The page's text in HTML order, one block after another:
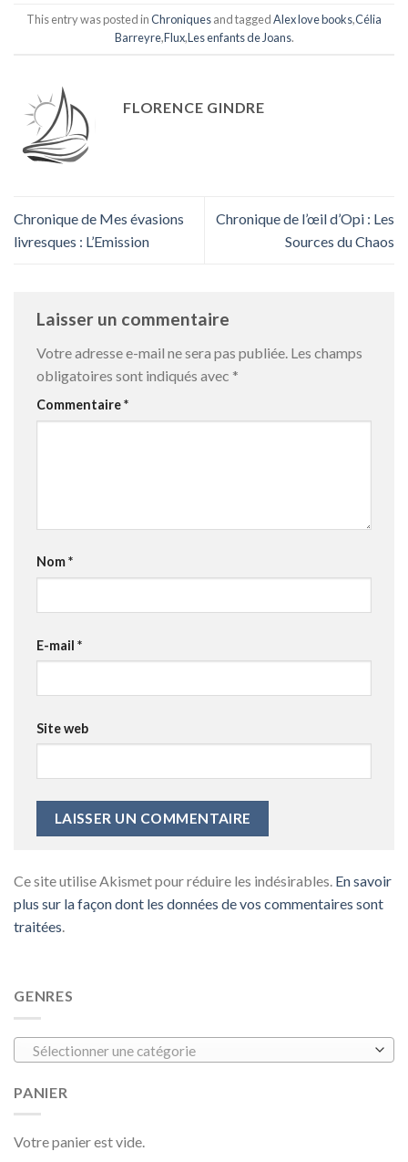
This entry was posted inChroniquesand taggedAlex love books,Célia
Barreyre,Flux,Les enfants de Joans.
FLORENCE GINDRE
Chronique de Mes évasions
livresques : L’Emission
Chronique de l’œil d’Opi : Les
Sources du Chaos
Laisser un commentaire
Votre adresse e-mail ne sera pas publiée. Les champs
obligatoires sont indiqués avec *
Commentaire*
Nom*
E-mail *
Site web
Ce site utilise Akismet pour réduire les indésirables. En savoir
plus sur la façon dont les données de vos commentaires sont
traitées.
GENRES
Sélectionner une catégorie
PANIER
Votre panier est vide.